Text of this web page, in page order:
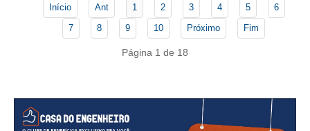
SEESPPREV
COMUNICAÇÃO
PALAVRA DO MURILO
Início Ant 1 2 3 4 5
6
7
8 9 10 Próximo Fim
Página 1 de 18